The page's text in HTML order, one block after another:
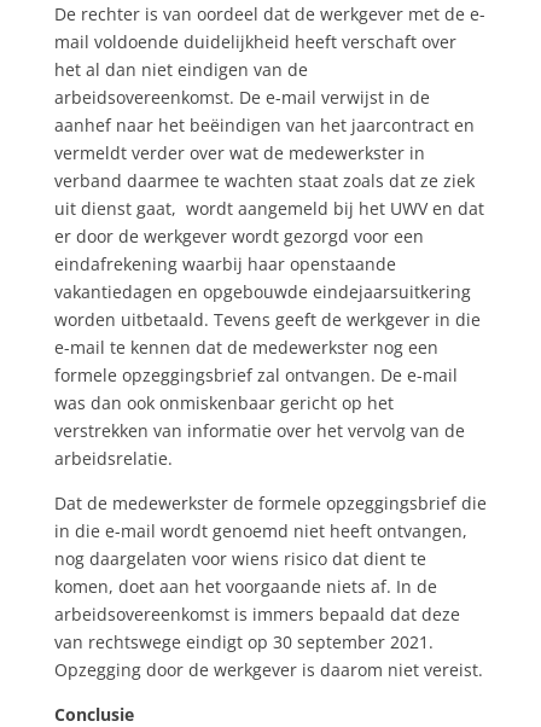
De rechter is van oordeel dat de werkgever met de e-
mail voldoende duidelijkheid heeft verschaft over
het al dan niet eindigen van de
arbeidsovereenkomst. De e-mail verwijst in de
aanhef naar het beëindigen van het jaarcontract en
vermeldt verder over wat de medewerkster in
verband daarmee te wachten staat zoals dat ze ziek
uit dienst gaat, wordt aangemeld bij het UWV en dat
er door de werkgever wordt gezorgd voor een
eindafrekening waarbij haar openstaande
vakantiedagen en opgebouwde eindejaarsuitkering
worden uitbetaald. Tevens geeft de werkgever in die
e-mail te kennen dat de medewerkster nog een
formele opzeggingsbrief zal ontvangen. De e-mail
was dan ook onmiskenbaar gericht op het
verstrekken van informatie over het vervolg van de
arbeidsrelatie.
Dat de medewerkster de formele opzeggingsbrief die
in die e-mail wordt genoemd niet heeft ontvangen,
nog daargelaten voor wiens risico dat dient te
komen, doet aan het voorgaande niets af. In de
arbeidsovereenkomst is immers bepaald dat deze
van rechtswege eindigt op 30 september 2021.
Opzegging door de werkgever is daarom niet vereist.
Conclusie